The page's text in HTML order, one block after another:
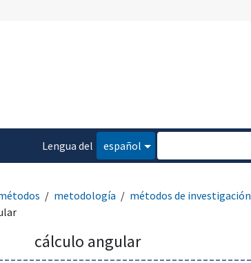
Lengua del
español
metodología
métodos de investigación
cálculo angular